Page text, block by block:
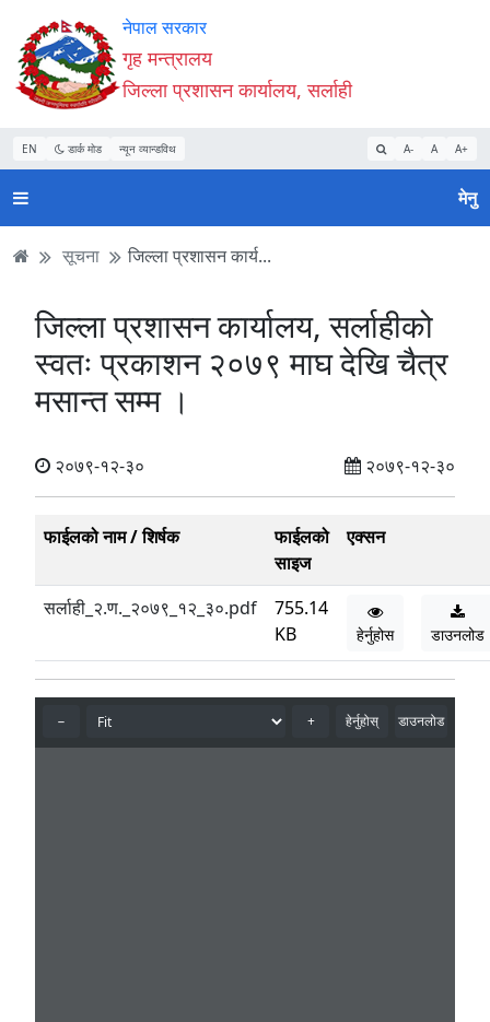
Accessibility
Mode
सुरु
गर्नुहोस्
सामाग्री
पढ्नुहाेस्
नेभिगेसन
पढ्नुहाेस्
वेबसाइट
खोजमा
जानुहोस्
नेपाल सरकार
गृह मन्त्रालय
जिल्ला प्रशासन कार्यालय, सर्लाही
EN डार्क मोड न्यून व्यान्डविथ A- A A+
मेनु
सूचना जिल्ला प्रशासन कार्य...
जिल्ला प्रशासन कार्यालय, सर्लाहीको
स्वतः प्रकाशन २०७९ माघ देखि चैत्र
मसान्त सम्म ।
२०७९-१२-३० २०७९-१२-३०
फाईलको नाम / शिर्षक
फाईलको
साइज
एक्सन
सर्लाही_२.ण._२०७९_१२_३०.pdf
755.14
KB
हेर्नुहोस डाउनलोड